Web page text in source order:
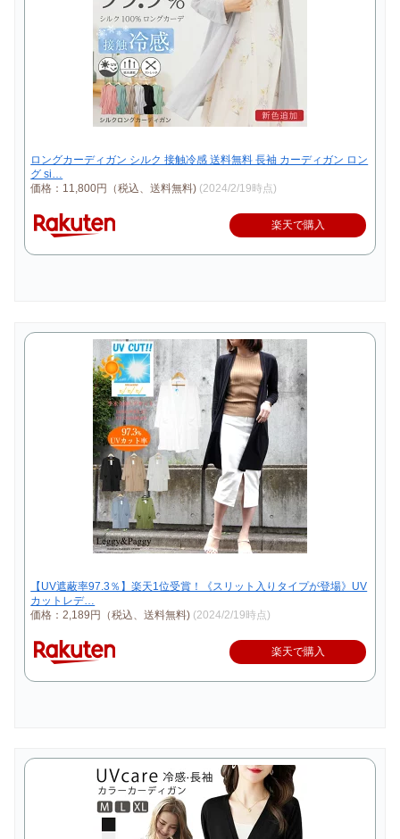
ロングカーディガン シルク 接触冷感 送料無料 長袖 カーディガン ロン
グ si…
価格：11,800円（税込、送料無料) (2024/2/19時点)
楽天で購入
【UV遮蔽率97.3％】楽天1位受賞！《スリット入りタイプが登場》UV
カットレデ…
価格：2,189円（税込、送料無料) (2024/2/19時点)
楽天で購入